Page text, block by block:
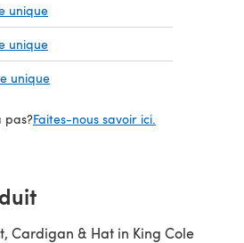
unique
unique
unique
pas?Faites-nous savoir ici.
Cardigan & Hat in King Cole